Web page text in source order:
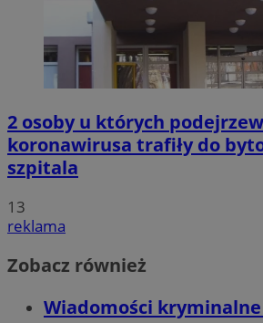
2 osoby u których
koronawirusa trafiły do
szpitala
13
reklama
Zobacz również
Wiadomości